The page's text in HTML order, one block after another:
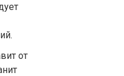
от